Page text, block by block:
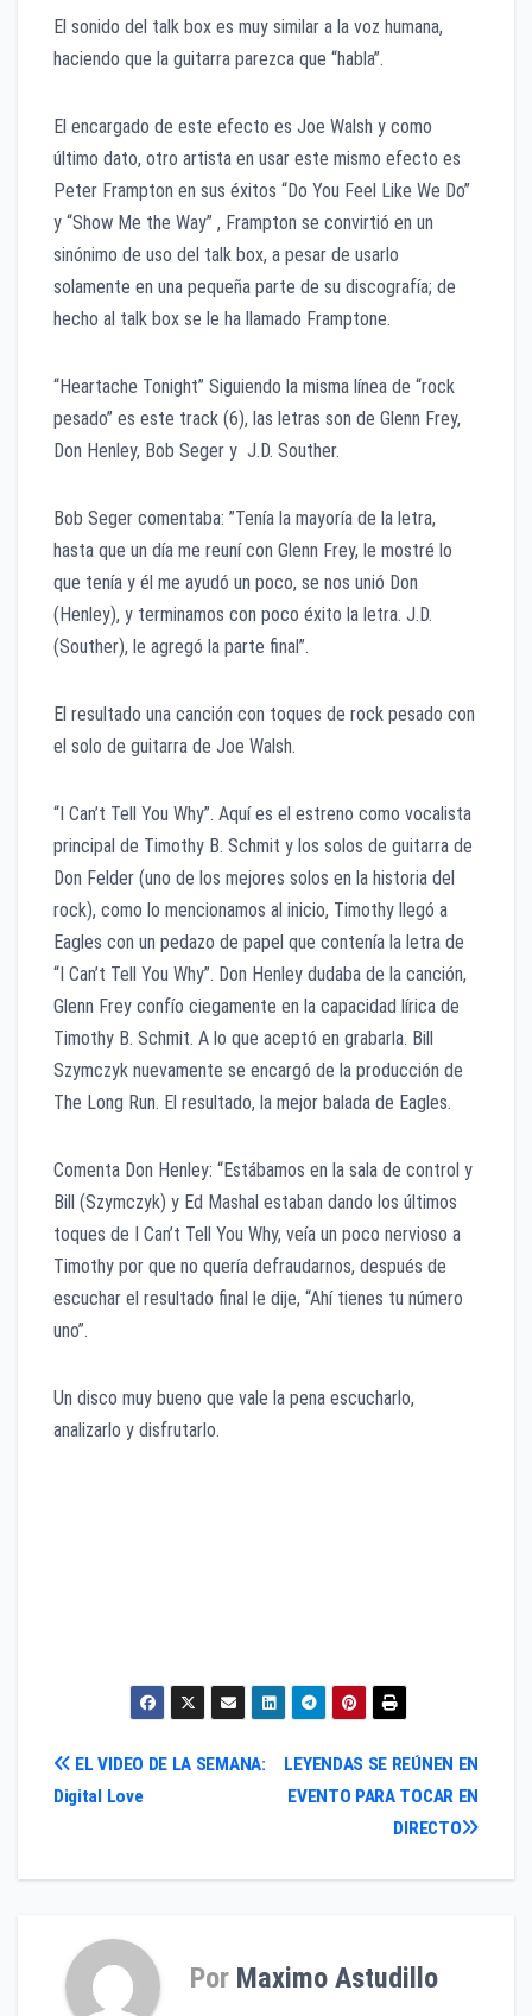
El sonido del talk box es muy similar a la voz humana,
haciendo que la guitarra parezca que “habla”.
El encargado de este efecto es Joe Walsh y como
último dato, otro artista en usar este mismo efecto es
Peter Frampton en sus éxitos “Do You Feel Like We Do”
y “Show Me the Way” , Frampton se convirtió en un
sinónimo de uso del talk box, a pesar de usarlo
solamente en una pequeña parte de su discografía; de
hecho al talk box se le ha llamado Framptone.
“Heartache Tonight” Siguiendo la misma línea de “rock
pesado” es este track (6), las letras son de Glenn Frey,
Don Henley, Bob Seger y J.D. Souther.
Bob Seger comentaba: ”Tenía la mayoría de la letra,
hasta que un día me reuní con Glenn Frey, le mostré lo
que tenía y él me ayudó un poco, se nos unió Don
(Henley), y terminamos con poco éxito la letra. J.D.
(Souther), le agregó la parte final”.
El resultado una canción con toques de rock pesado con
el solo de guitarra de Joe Walsh.
“I Can’t Tell You Why”. Aquí es el estreno como vocalista
principal de Timothy B. Schmit y los solos de guitarra de
Don Felder (uno de los mejores solos en la historia del
rock), como lo mencionamos al inicio, Timothy llegó a
Eagles con un pedazo de papel que contenía la letra de
“I Can’t Tell You Why”. Don Henley dudaba de la canción,
Glenn Frey confío ciegamente en la capacidad lírica de
Timothy B. Schmit. A lo que aceptó en grabarla. Bill
Szymczyk nuevamente se encargó de la producción de
The Long Run. El resultado, la mejor balada de Eagles.
Comenta Don Henley: “Estábamos en la sala de control y
Bill (Szymczyk) y Ed Mashal estaban dando los últimos
toques de I Can’t Tell You Why, veía un poco nervioso a
Timothy por que no quería defraudarnos, después de
escuchar el resultado final le dije, “Ahí tienes tu número
uno”.
Un disco muy bueno que vale la pena escucharlo,
analizarlo y disfrutarlo.
Navegación
de
entradas
LEYENDAS SE REÚNEN EN
EVENTO PARA TOCAR EN
DIRECTO
EL VIDEO DE LA SEMANA:
Digital Love
Por Maximo Astudillo